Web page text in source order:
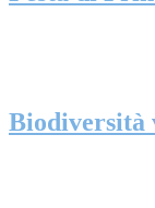
Biodiversità